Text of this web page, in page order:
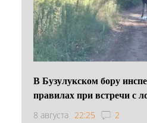
В Бузулукском бору
правилах при встречи с
8 августа 22:25 2